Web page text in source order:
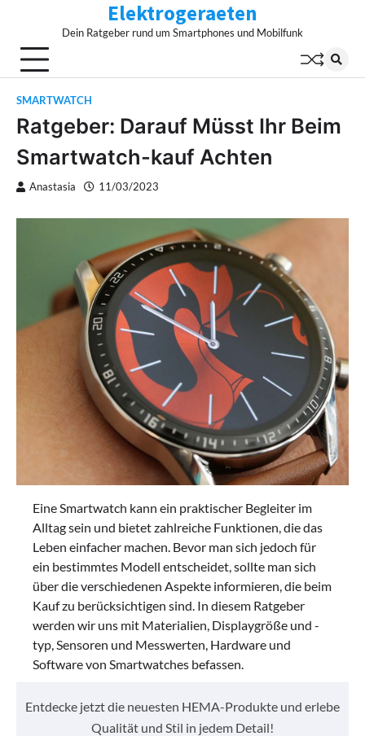
content
Elektrogeraeten
Dein Ratgeber rund um Smartphones und Mobilfunk
SMARTWATCH
Ratgeber: Darauf Müsst Ihr Beim
Smartwatch-kauf Achten
Anastasia 11/03/2023
Eine Smartwatch kann ein praktischer Begleiter im
Alltag sein und bietet zahlreiche Funktionen, die das
Leben einfacher machen. Bevor man sich jedoch für
ein bestimmtes Modell entscheidet, sollte man sich
über die verschiedenen Aspekte informieren, die beim
Kauf zu berücksichtigen sind. In diesem Ratgeber
werden wir uns mit Materialien, Displaygröße und -
typ, Sensoren und Messwerten, Hardware und
Software von Smartwatches befassen.
Entdecke jetzt die neuesten HEMA-Produkte und erlebe
Qualität und Stil in jedem Detail!